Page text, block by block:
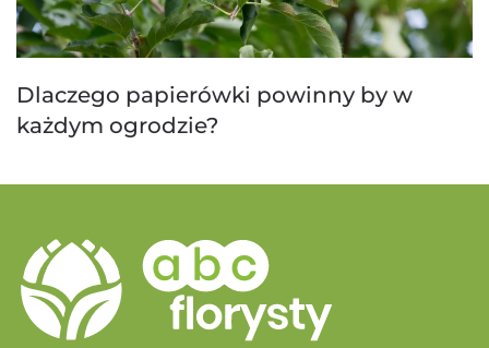
Dlaczego papierówki powinny by w
każdym ogrodzie?